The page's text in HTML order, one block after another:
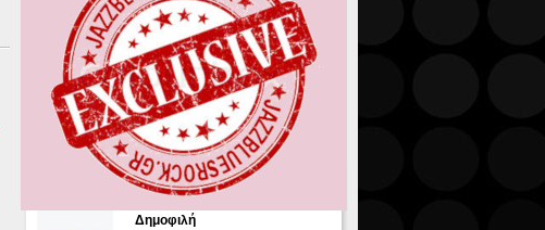
ΔΗΜΟΦΙΛΗ ΘΕΜΑΤΑ
Δημοφιλή